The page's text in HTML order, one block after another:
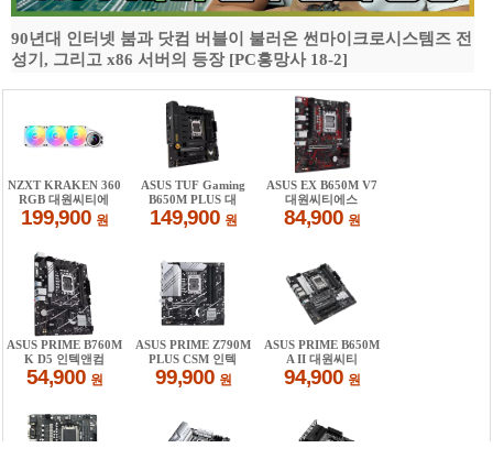
90년대 인터넷 붐과 닷컴 버블이 불러온 썬마이크로시스템즈 전
성기, 그리고 x86 서버의 등장 [PC흥망사 18-2]